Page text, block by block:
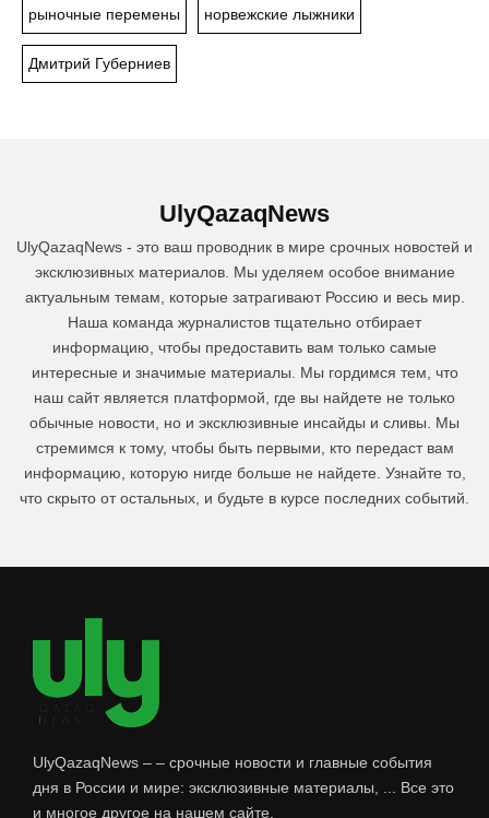
рыночные перемены норвежские лыжники
Дмитрий Губерниев
UlyQazaqNews
UlyQazaqNews - это ваш проводник в мире срочных новостей и
эксклюзивных материалов. Мы уделяем особое внимание
актуальным темам, которые затрагивают Россию и весь мир.
Наша команда журналистов тщательно отбирает
информацию, чтобы предоставить вам только самые
интересные и значимые материалы. Мы гордимся тем, что
наш сайт является платформой, где вы найдете не только
обычные новости, но и эксклюзивные инсайды и сливы. Мы
стремимся к тому, чтобы быть первыми, кто передаст вам
информацию, которую нигде больше не найдете. Узнайте то,
что скрыто от остальных, и будьте в курсе последних событий.
UlyQazaqNews – – срочные новости и главные события
дня в России и мире: эксклюзивные материалы, ... Все это
и многое другое на нашем сайте.